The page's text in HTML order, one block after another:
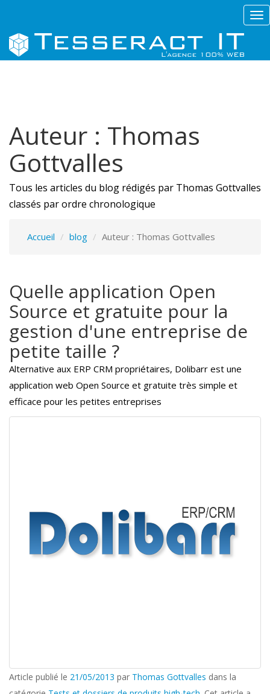
Auteur : Thomas
Gottvalles
Tous les articles du blog rédigés par Thomas Gottvalles
classés par ordre chronologique
Accueil blog Auteur : Thomas Gottvalles
Quelle application Open
Source et gratuite pour la
gestion d'une entreprise de
petite taille ?
Alternative aux ERP CRM propriétaires, Dolibarr est une
application web Open Source et gratuite très simple et
efficace pour les petites entreprises
Article publié le 21/05/2013 par Thomas Gottvalles dans la